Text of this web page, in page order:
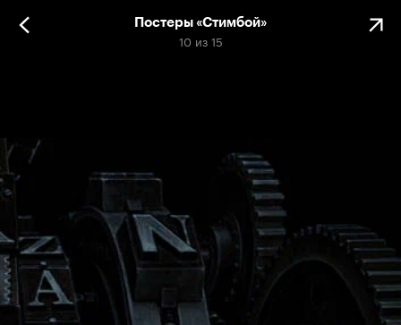
Постеры «Стимбой»
10 из 15